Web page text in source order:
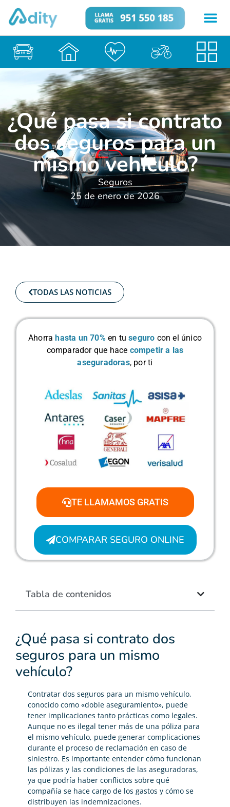
¿Qué pasa si contrato
dos seguros para un
mismo vehículo?
Seguros
25 de enero de 2026
¿Qué pasa si contrato dos
seguros para un mismo
vehículo?
Contratar dos seguros para un mismo vehículo,
conocido como «doble aseguramiento», puede
tener implicaciones tanto prácticas como legales.
Aunque no es ilegal tener más de una póliza para
el mismo vehículo, puede generar complicaciones
durante el proceso de reclamación en caso de
siniestro. Es importante entender cómo funcionan
las pólizas y las condiciones de las aseguradoras,
ya que podría haber conflictos sobre qué
compañía se hace cargo de los gastos y cómo se
distribuyen las indemnizaciones.
TODAS LAS NOTICIAS
Ahorra hasta un 70% en tuseguro con el único
comparador que hace competir a las
aseguradoras, por ti
TE LLAMAMOS GRATIS
COMPARAR SEGURO ONLINE
Tabla de contenidos